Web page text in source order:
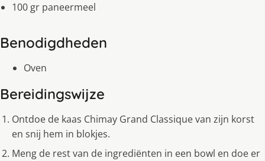
100 gr paneermeel
Benodigdheden
Oven
Bereidingswijze
Ontdoe de kaas Chimay Grand Classique van zijn korst
en snij hem in blokjes.
Meng de rest van de ingrediënten in een bowl en doe er